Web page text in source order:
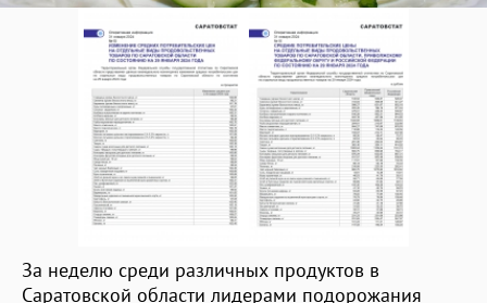
За неделю среди различных продуктов в
Саратовской области лидерами подорожания